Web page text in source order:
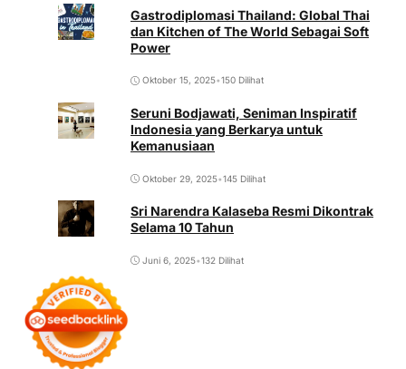
Gastrodiplomasi Thailand: Global Thai
dan Kitchen of The World Sebagai Soft
Power
Oktober 15, 2025•150 Dilihat
Seruni Bodjawati, Seniman Inspiratif
Indonesia yang Berkarya untuk
Kemanusiaan
Oktober 29, 2025•145 Dilihat
Sri Narendra Kalaseba Resmi Dikontrak
Selama 10 Tahun
Juni 6, 2025•132 Dilihat